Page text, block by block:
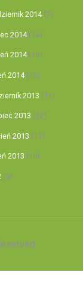
2014(7)
2014(14)
2014(16)
2014(16)
2013 (11)
2013 (12)
2013 (11)
2013 (10)
(5)